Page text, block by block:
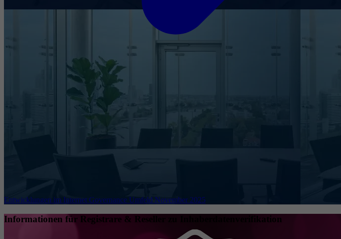
Entwicklungen im Internet Governance Umfeld November 2025
Informationen für Registrare & Reseller zu Inhaberdatenverifikation